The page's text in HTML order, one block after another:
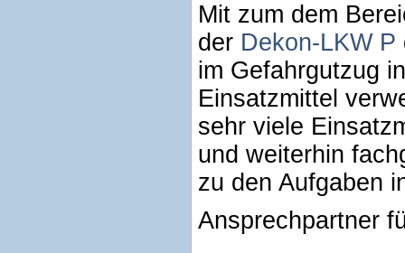
Mit zum dem
der Dekon-LKW P
im Gefahrgutzug
Einsatzmittel
sehr viele
und weiterhin
zu den Aufgaben
Ansprechpartner